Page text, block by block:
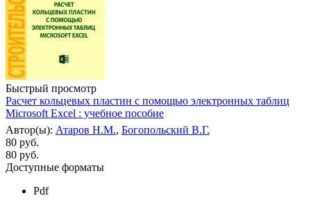
Быстрый просмотр
Расчет кольцевых пластин с помощью электронных таблиц
Microsoft Excel : учебное пособие
Автор(ы): Атаров Н.М., Богопольский В.Г.
80 руб.
80 руб.
Доступные форматы
Pdf